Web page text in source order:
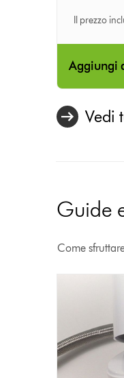
Il prezzo
Aggiungi
Vedi
Guide
Come